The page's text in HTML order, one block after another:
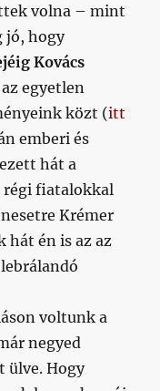
volna – mint
jó, hogy
Kovács
egyetlen
közt (itt
emberi és
hát a
régi fiatalokkal
Krémer
hát én is az az
voltunk a
negyed
ülve. Hogy